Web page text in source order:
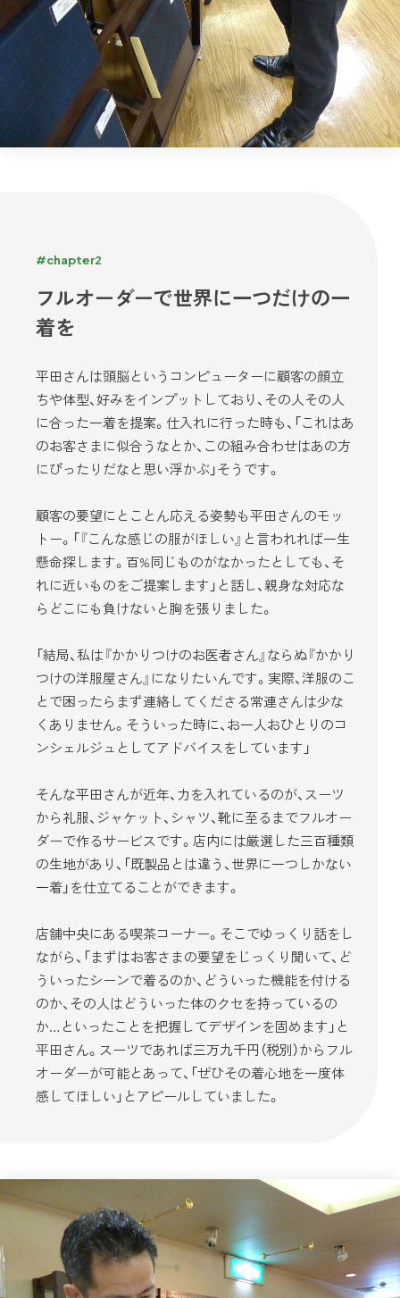
#chapter2
フルオーダーで世界に一つだけの一
着を
平田さんは頭脳というコンピューターに顧客の顔立
ちや体型、好みをインプットしており、その人その人
に合った一着を提案。仕入れに行った時も、「これはあ
のお客さまに似合うなとか、この組み合わせはあの方
にぴったりだなと思い浮かぶ」そうです。
顧客の要望にとことん応える姿勢も平田さんのモッ
トー。「『こんな感じの服がほしい』と言われれば一生
懸命探します。百%同じものがなかったとしても、そ
れに近いものをご提案します」と話し、親身な対応な
らどこにも負けないと胸を張りました。
「結局、私は『かかりつけのお医者さん』ならぬ『かかり
つけの洋服屋さん』になりたいんです。実際、洋服のこ
とで困ったらまず連絡してくださる常連さんは少な
くありません。そういった時に、お一人おひとりのコ
ンシェルジュとしてアドバイスをしています」
そんな平田さんが近年、力を入れているのが、スーツ
から礼服、ジャケット、シャツ、靴に至るまでフルオー
ダーで作るサービスです。店内には厳選した三百種類
の生地があり、「既製品とは違う、世界に一つしかない
一着」を仕立てることができます。
店舗中央にある喫茶コーナー。そこでゆっくり話をし
ながら、「まずはお客さまの要望をじっくり聞いて、ど
ういったシーンで着るのか、どういった機能を付ける
のか、その人はどういった体のクセを持っているの
か…といったことを把握してデザインを固めます」と
平田さん。スーツであれば三万九千円（税別）からフル
オーダーが可能とあって、「ぜひその着心地を一度体
感してほしい」とアピールしていました。